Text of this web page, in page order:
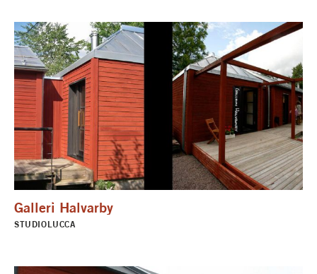
Galleri Halvarby
STUDIOLUCCA